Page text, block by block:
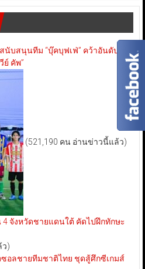
นับสนุนทีม “บุ๊คบุฟเฟ่” คว้าอันดับ 3
ย์ คัพ”
(521,190 คน อ่านข่าวนี้แล้ว)
จังหวัดชายแดนใต้ คัดไปฝึกทักษะ
ว)
อลชายทีมชาติไทย ชุดสู้ศึกซีเกมส์